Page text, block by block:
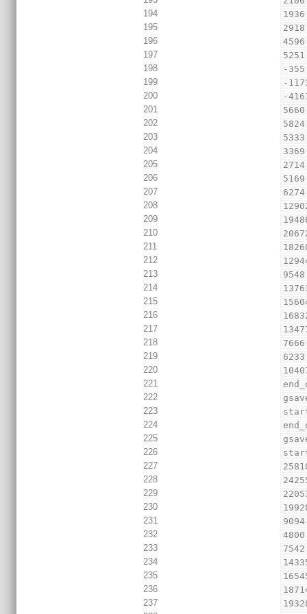
194
195
196
197
198
-
199
-
200
-
201
202
203
204
205
206
207
208
209
210
211
212
213
214
215
216
217
218
219
220
221
222
223
224
225
226
227
228
229
230
231
232
233
234
235
236
237